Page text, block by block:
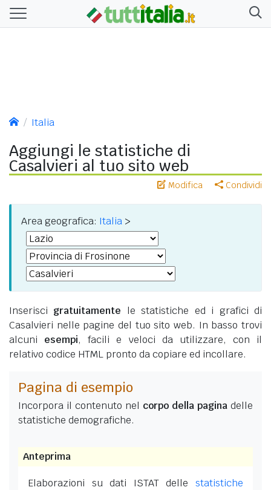
Italia
Aggiungi le statistiche di
Casalvieri al tuo sito web
Modifica Condividi
Area geografica: Italia >
Inserisci gratuitamente le statistiche ed i grafici di
Casalvieri nelle pagine del tuo sito web. In basso trovi
alcuni esempi, facili e veloci da utilizzare, con il
relativo codice HTML pronto da copiare ed incollare.
Pagina di esempio
Incorpora il contenuto nel corpo della pagina delle
statistiche demografiche.
Anteprima
Elaborazioni su dati ISTAT delle statistiche